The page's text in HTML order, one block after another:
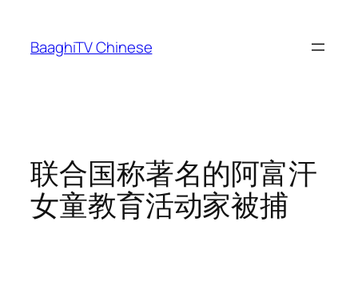
content
BaaghiTV Chinese
联合国称著名的阿富汗
女童教育活动家被捕